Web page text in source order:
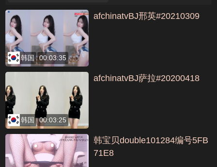
韩国 00:03:35
afchinatvBJ邢英#20210309
韩国 00:03:25
afchinatvBJ萨拉#20200418
韩宝贝double101284编号5FB
71E8